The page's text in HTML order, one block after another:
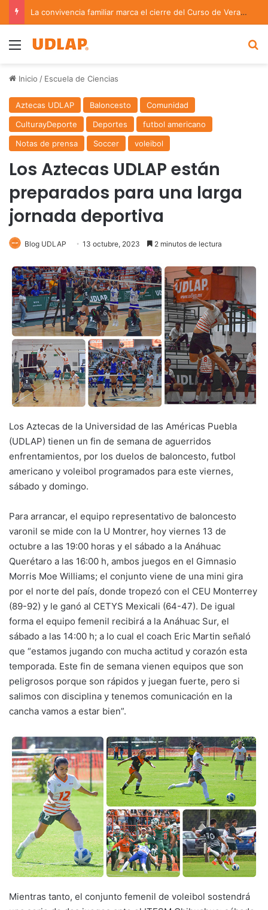
La convivencia familiar marca el cierre del Curso de Verano de Escuelas Aztecas
Menu
Inicio / Escuela de Ciencias
Aztecas UDLAP Baloncesto
Comunidad
CulturayDeporte
Deportes
futbol americano
Notas de prensa
Soccer voleibol
Los Aztecas UDLAP están
preparados para una larga
jornada deportiva
Blog UDLAP 13 octubre, 2023 2 minutos de lectura
Los Aztecas de la Universidad de las Américas Puebla
(UDLAP) tienen un fin de semana de aguerridos
enfrentamientos, por los duelos de baloncesto, futbol
americano y voleibol programados para este viernes,
sábado y domingo.
Para arrancar, el equipo representativo de baloncesto
varonil se mide con la U Montrer, hoy viernes 13 de
octubre a las 19:00 horas y el sábado a la Anáhuac
Querétaro a las 16:00 h, ambos juegos en el Gimnasio
Morris Moe Williams; el conjunto viene de una mini gira
por el norte del país, donde tropezó con el CEU Monterrey
(89-92) y le ganó al CETYS Mexicali (64-47). De igual
forma el equipo femenil recibirá a la Anáhuac Sur, el
sábado a las 14:00 h; a lo cual el coach Eric Martin señaló
que “estamos jugando con mucha actitud y corazón esta
temporada. Este fin de semana vienen equipos que son
peligrosos porque son rápidos y juegan fuerte, pero si
salimos con disciplina y tenemos comunicación en la
cancha vamos a estar bien”.
Mientras tanto, el conjunto femenil de voleibol sostendrá